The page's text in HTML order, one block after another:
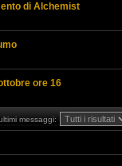
di Alchemist
ore 16
messaggi: